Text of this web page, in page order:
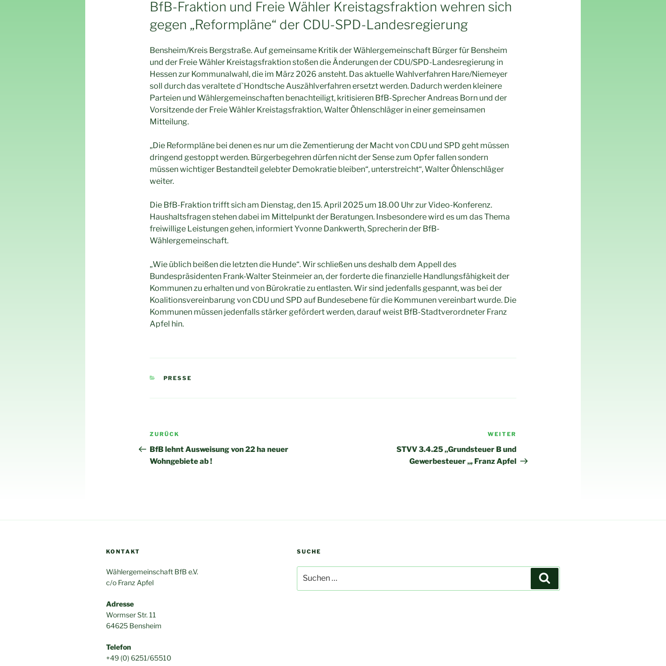
BfB-Fraktion und Freie Wähler Kreistagsfraktion wehren sich
gegen „Reformpläne“ der CDU-SPD-Landesregierung
Bensheim/Kreis Bergstraße. Auf gemeinsame Kritik der Wählergemeinschaft Bürger für Bensheim
und der Freie Wähler Kreistagsfraktion stoßen die Änderungen der CDU/SPD-Landesregierung in
Hessen zur Kommunalwahl, die im März 2026 ansteht. Das aktuelle Wahlverfahren Hare/Niemeyer
soll durch das veraltete d`Hondtsche Auszählverfahren ersetzt werden. Dadurch werden kleinere
Parteien und Wählergemeinschaften benachteiligt, kritisieren BfB-Sprecher Andreas Born und der
Vorsitzende der Freie Wähler Kreistagsfraktion, Walter Öhlenschläger in einer gemeinsamen
Mitteilung.
„Die Reformpläne bei denen es nur um die Zementierung der Macht von CDU und SPD geht müssen
dringend gestoppt werden. Bürgerbegehren dürfen nicht der Sense zum Opfer fallen sondern
müssen wichtiger Bestandteil gelebter Demokratie bleiben“, unterstreicht“, Walter Öhlenschläger
weiter.
Die BfB-Fraktion trifft sich am Dienstag, den 15. April 2025 um 18.00 Uhr zur Video-Konferenz.
Haushaltsfragen stehen dabei im Mittelpunkt der Beratungen. Insbesondere wird es um das Thema
freiwillige Leistungen gehen, informiert Yvonne Dankwerth, Sprecherin der BfB-
Wählergemeinschaft.
„Wie üblich beißen die letzten die Hunde“. Wir schließen uns deshalb dem Appell des
Bundespräsidenten Frank-Walter Steinmeier an, der forderte die finanzielle Handlungsfähigkeit der
Kommunen zu erhalten und von Bürokratie zu entlasten. Wir sind jedenfalls gespannt, was bei der
Koalitionsvereinbarung von CDU und SPD auf Bundesebene für die Kommunen vereinbart wurde. Die
Kommunen müssen jedenfalls stärker gefördert werden, darauf weist BfB-Stadtverordneter Franz
Apfel hin.
KATEGORIEN
PRESSE
Beitragsnavigation
Vorheriger
Beitrag
ZURÜCK
BfB lehnt Ausweisung von 22 ha neuer
Wohngebiete ab !
Beitrag
WEITER
STVV 3.4.25 „Grundsteuer B und
Gewerbesteuer „, Franz Apfel
KONTAKT
Wählergemeinschaft BfB e.V.
c/o Franz Apfel
Adresse
Wormser Str. 11
64625 Bensheim
Telefon
+49 (0) 6251/65510
SUCHE
nach: